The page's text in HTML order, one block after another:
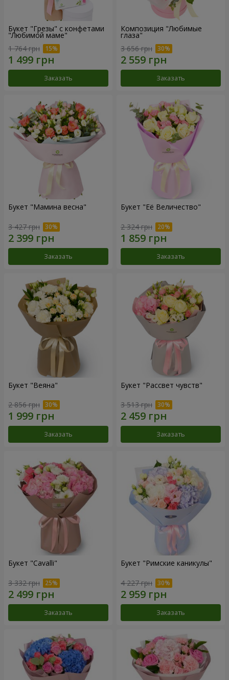
Букет "Грезы" с конфетами
"Любимой маме"
1 764 грн
Заказать
Композиция "Любимые
глаза"
3 656 грн
Заказать
Букет "Мамина весна"
3 427 грн
Заказать
Букет "Её Величество"
2 324 грн
Заказать
Букет "Веяна"
2 856 грн
Заказать
Букет "Рассвет чувств"
3 513 грн
Заказать
Букет "Cаvalli"
3 332 грн
Заказать
Букет "Римские каникулы"
4 227 грн
Заказать